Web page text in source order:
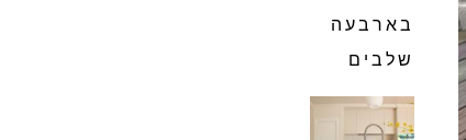
בארבעה
שלבים